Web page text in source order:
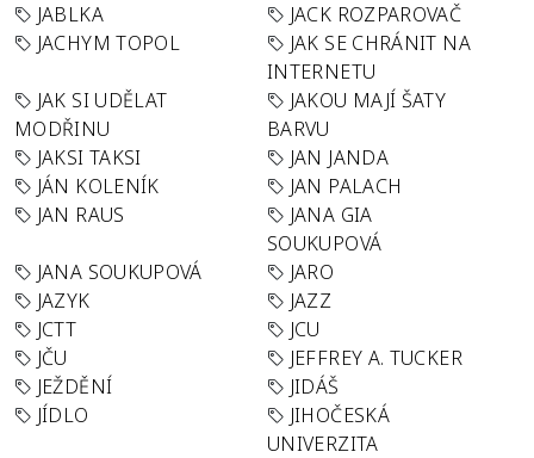
JABLKA
JACK ROZPAROVAČ
JACHYM TOPOL
JAK SE CHRÁNIT NA
INTERNETU
JAK SI UDĚLAT
MODŘINU
JAKOU MAJÍ ŠATY
BARVU
JAKSI TAKSI
JAN JANDA
JÁN KOLENÍK
JAN PALACH
JAN RAUS
JANA GIA
SOUKUPOVÁ
JANA SOUKUPOVÁ
JARO
JAZYK
JAZZ
JCTT
JCU
JČU
JEFFREY A. TUCKER
JEŽDĚNÍ
JIDÁŠ
JÍDLO
JIHOČESKÁ
UNIVERZITA